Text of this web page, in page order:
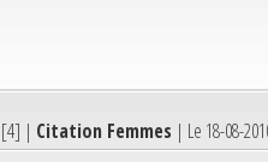
[4] | Citation Femmes | Le 18-08-